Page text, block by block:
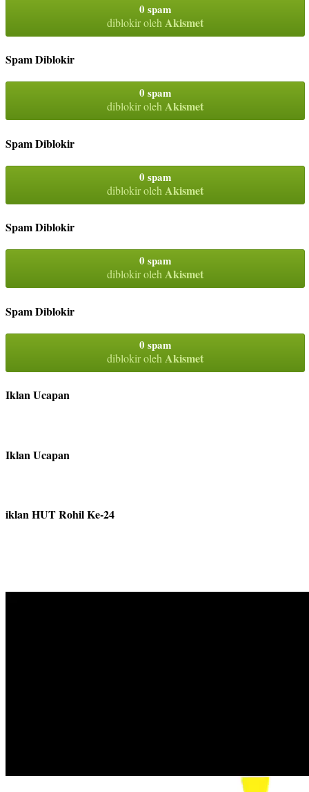
0 spam
diblokir oleh Akismet
Spam Diblokir
0 spam
diblokir olehAkismet
Spam Diblokir
0 spam
diblokir oleh Akismet
Spam Diblokir
0 spam
diblokir olehAkismet
Spam Diblokir
0 spam
diblokir oleh Akismet
Iklan Ucapan
Iklan Ucapan
iklan HUT Rohil Ke-24